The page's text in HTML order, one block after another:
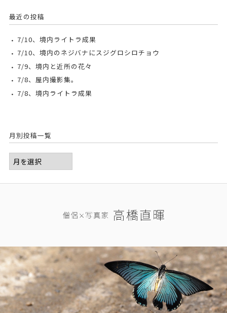
最近の投稿
7/10、境内ライトラ成果
7/10、境内のネジバナにスジグロシロチョウ
7/9、境内と近所の花々
7/8、屋内撮影集。
7/8、境内ライトラ成果
月別投稿一覧